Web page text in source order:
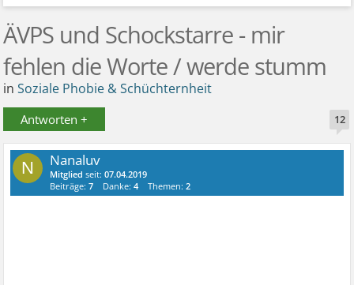
ÄVPS und Schockstarre - mir
fehlen die Worte / werde stumm
inSoziale Phobie & Schüchternheit
Antworten + 12
N Nanaluv
Mitglied seit:07.04.2019
Beiträge:7 Danke:4 Themen:2